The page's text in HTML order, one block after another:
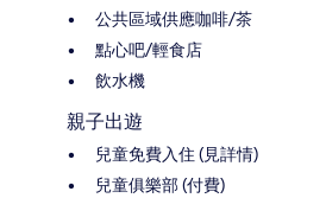
公共區域供應咖啡/茶
點心吧/輕食店
飲水機
親子出遊
兒童免費入住 (見詳情)
兒童俱樂部 (付費)